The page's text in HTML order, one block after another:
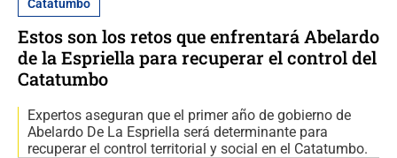
Catatumbo
Estos son los retos que enfrentará Abelardo
de la Espriella para recuperar el control del
Catatumbo
Expertos aseguran que el primer año de gobierno de
Abelardo De La Espriella será determinante para
recuperar el control territorial y social en el Catatumbo.